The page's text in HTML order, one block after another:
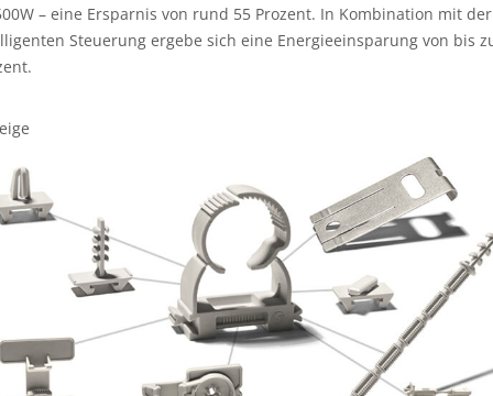
– eine Ersparnis von rund 55 Prozent. In Kombination mit der
Steuerung ergebe sich eine Energieeinsparung von bis